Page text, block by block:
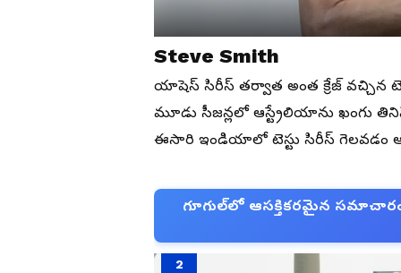
Steve Smith
యాషెస్ సిరీస్ తర్వాత అంత క్రేజ్ వచ్చిన
మూడు సీజన్లలో ఆస్ట్రేలియాను ఖంగు
ఈసారి ఇండియాలో టెస్టు సిరీస్ గెలవడం
గూగుల్‌లో ఆసక్తికరమైన
2